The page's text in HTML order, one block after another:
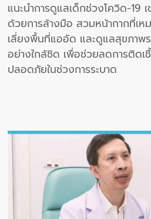
แนะนำการดูแลเด็กช่วงโควิด-19
ด้วยการล้างมือ สวมหน้ากากที่เหม
เลี่ยงพื้นที่แออัด และดูแลสุขภาพ
อย่างใกล้ชิด เพื่อช่วยลดการติดเ
ปลอดภัยในช่วงการระบาด